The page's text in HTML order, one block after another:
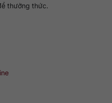
thưởng thức.